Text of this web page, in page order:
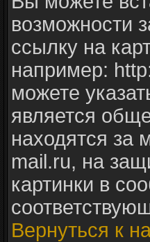
возможности
ссылку на
например:
можете
является
находятся за
mail.ru, на
картинки в
Вернуться к